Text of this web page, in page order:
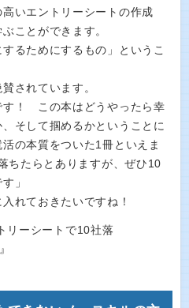
いエントリーシートの作成
ことができます。
るためにするもの」というこ
されています。
す！ この本はどうやったら幸
そして掴めるかということに
の本質をついた1冊といえま
ちたらとありますが、ぜひ10
」
れておきたいですね！